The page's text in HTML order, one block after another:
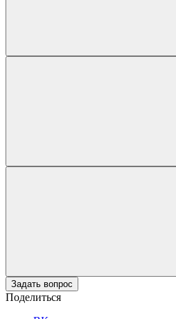
Задать вопрос
Поделиться